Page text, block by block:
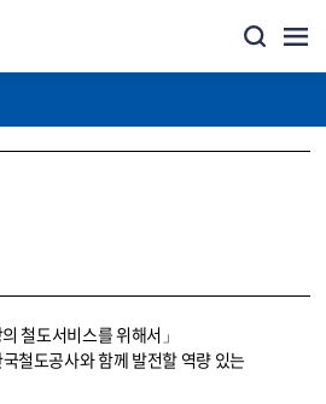
철도서비스를 위해서」
철도공사와 함께 발전할 역량 있는